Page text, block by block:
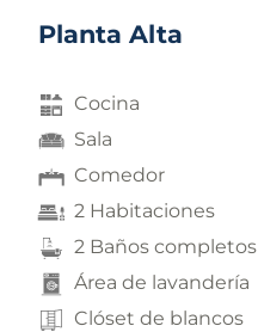
Planta Alta
Cocina
Sala
Comedor
2 Habitaciones
2 Baños completos
Área de lavandería
Clóset de blancos